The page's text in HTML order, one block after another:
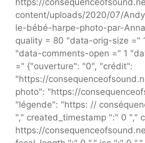
https://
content/uploads/2020/07/
le-bébé-harpe-photo-par-
quality = 80 "data-orig-size ="
"data-comments-open =" 1
=" {"ouverture": "0", "crédit":
"https://
photo": "https://
"légende": "https: //
"," created_timestamp ":" 0 ","
https://